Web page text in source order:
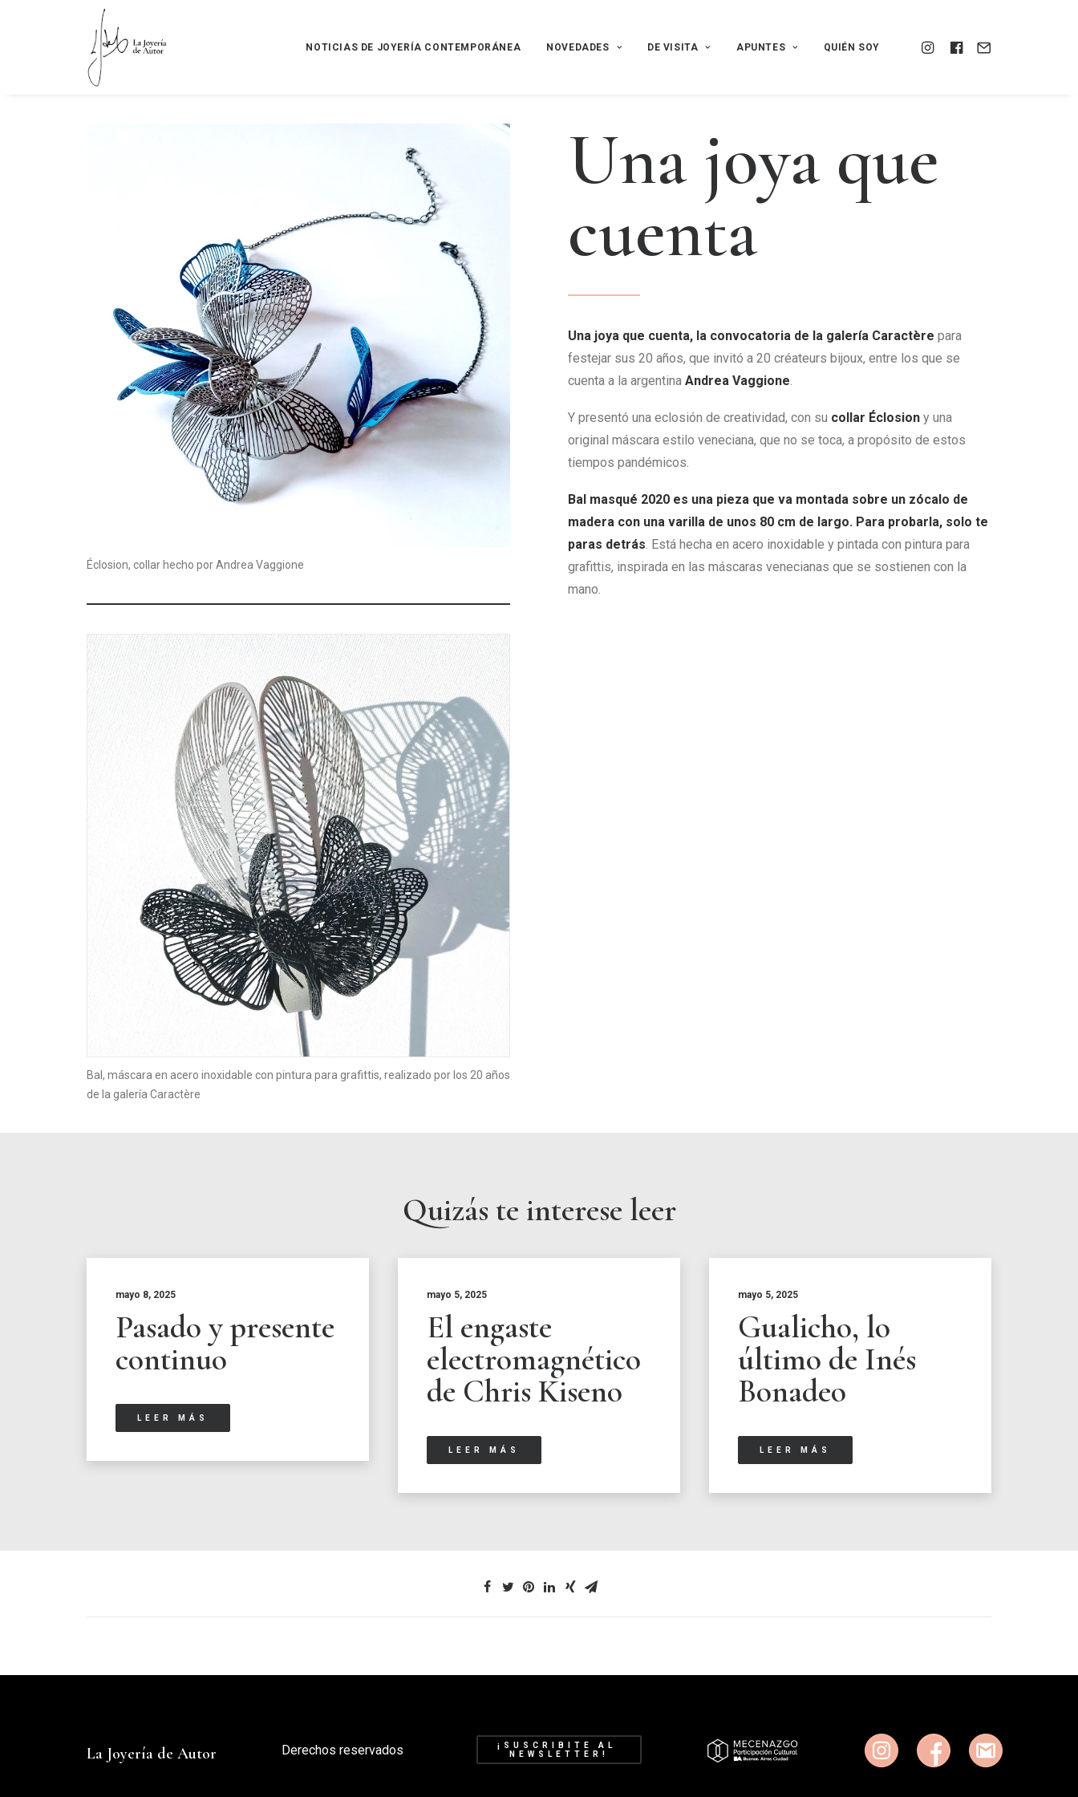
NOTICIAS DE JOYERÍA CONTEMPORÁNEA NOVEDADES DE VISITA APUNTES QUIÉN SOY
Éclosion, collar hecho por Andrea Vaggione
Bal, máscara en acero inoxidable con pintura para grafittis, realizado por los 20 años
de la galería Caractère
Una joya que
cuenta
Una joya que cuenta, la convocatoria de la galería Caractère para
festejar sus 20 años, que invitó a 20 créateurs bijoux, entre los que se
cuenta a la argentina Andrea Vaggione.
Y presentó una eclosión de creatividad, con su collar Éclosion y una
original máscara estilo veneciana, que no se toca, a propósito de estos
tiempos pandémicos.
Bal masqué 2020 es una pieza que va montada sobre un zócalo de
madera con una varilla de unos 80 cm de largo. Para probarla, solo te
paras detrás. Está hecha en acero inoxidable y pintada con pintura para
grafittis, inspirada en las máscaras venecianas que se sostienen con la
mano.
Quizás te interese leer
mayo 8, 2025
Pasado y presente
continuo
LEER MÁS
mayo 5, 2025
El engaste
electromagnético
de Chris Kiseno
LEER MÁS
mayo 5, 2025
Gualicho, lo
último de Inés
Bonadeo
LEER MÁS
La Joyería de Autor Derechos reservados
¡SUSCRIBITE AL
NEWSLETTER!